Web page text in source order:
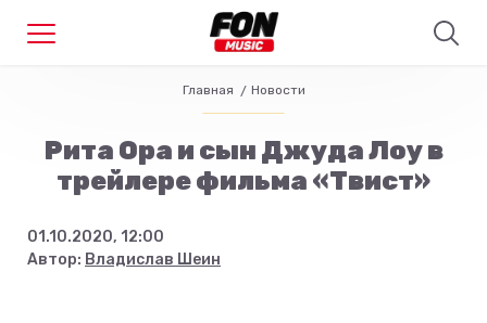
Главная Новости
Рита Ора и сын Джуда Лоу в
трейлере фильма «Твист»
01.10.2020, 12:00
Автор: Владислав Шеин